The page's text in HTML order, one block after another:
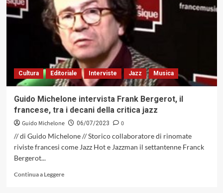
Donato
e
Zoe
Pia…
sospesi
fra
le
correnti
dell’anima
dell’immaginario
(Alfa
Music
Cultura Editoriale Interviste Jazz Musica
Guido Michelone intervista Frank Bergerot, il
francese, tra i decani della critica jazz
Guido Michelone 06/07/2023
0
// di Guido Michelone // Storico collaboratore di rinomate
riviste francesi come Jazz Hot e Jazzman il settantenne Franck
Bergerot...
Continua a LeggereLeggi